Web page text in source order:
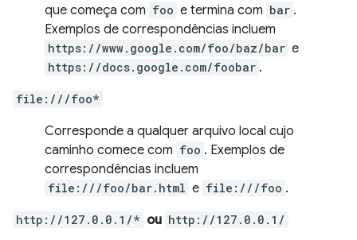
que começa com foo e termina com bar .
Exemplos de correspondências incluem
https://www.google.com/foo/baz/bar e
https://docs.google.com/foobar .
file:///foo*
Corresponde a qualquer arquivo local cujo
caminho comece com foo . Exemplos de
correspondências incluem
file:///foo/bar.html e file:///foo .
http://127.0.0.1/* ou http://127.0.0.1/